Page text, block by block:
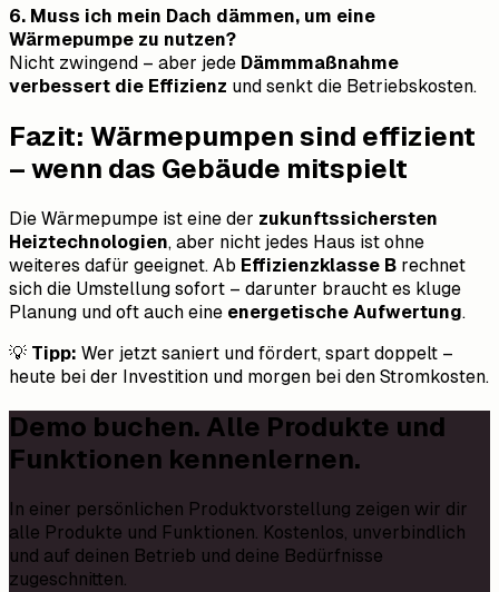
6. Muss ich mein Dach dämmen, um eine
Wärmepumpe zu nutzen?
Nicht zwingend – aber jede Dämmmaßnahme
verbessert die Effizienz und senkt die Betriebskosten.
Fazit: Wärmepumpen sind effizient
– wenn das Gebäude mitspielt
Die Wärmepumpe ist eine der zukunftssichersten
Heiztechnologien, aber nicht jedes Haus ist ohne
weiteres dafür geeignet. Ab Effizienzklasse B rechnet
sich die Umstellung sofort – darunter braucht es kluge
Planung und oft auch eine energetische Aufwertung.
💡 Tipp: Wer jetzt saniert und fördert, spart doppelt –
heute bei der Investition und morgen bei den Stromkosten.
Demo buchen. Alle Produkte und
Funktionen kennenlernen.
In einer persönlichen Produktvorstellung zeigen wir dir
alle Produkte und Funktionen. Kostenlos, unverbindlich
und auf deinen Betrieb und deine Bedürfnisse
zugeschnitten.